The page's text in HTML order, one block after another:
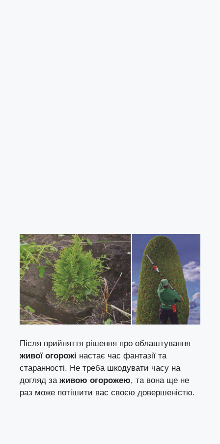
Після прийняття рішення про облаштування
живої огорожі настає час фантазії та
старанності. Не треба шкодувати часу на
догляд за живою огорожею, та вона ще не
раз може потішити вас своєю довершеністю.